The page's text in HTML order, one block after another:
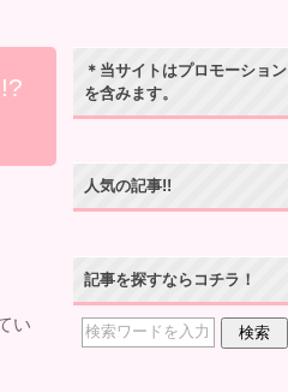
い
＊当サイトはプロモーション
を含みます。
人気の記事!!
記事を探すならコチラ！